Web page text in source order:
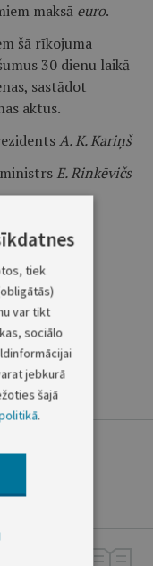
maksā euro.
šā rīkojuma
30 dienu laikā
sastādot
aktus.
A. K. Kariņš
E. Rinkēvičs
tiek
var tikt
sociālo
jebkurā
šajā
.